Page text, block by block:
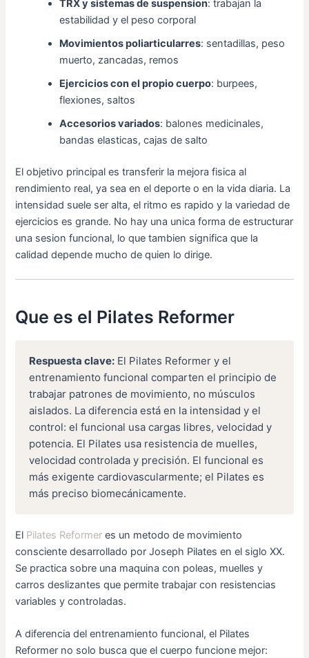
TRX y sistemas de suspension: trabajan la
estabilidad y el peso corporal
Movimientos poliarticularres: sentadillas, peso
muerto, zancadas, remos
Ejercicios con el propio cuerpo: burpees,
flexiones, saltos
Accesorios variados: balones medicinales,
bandas elasticas, cajas de salto
El objetivo principal es transferir la mejora fisica al
rendimiento real, ya sea en el deporte o en la vida diaria. La
intensidad suele ser alta, el ritmo es rapido y la variedad de
ejercicios es grande. No hay una unica forma de estructurar
una sesion funcional, lo que tambien significa que la
calidad depende mucho de quien lo dirige.
Que es el Pilates Reformer
Respuesta clave: El Pilates Reformer y el
entrenamiento funcional comparten el principio de
trabajar patrones de movimiento, no músculos
aislados. La diferencia está en la intensidad y el
control: el funcional usa cargas libres, velocidad y
potencia. El Pilates usa resistencia de muelles,
velocidad controlada y precisión. El funcional es
más exigente cardiovascularmente; el Pilates es
más preciso biomecánicamente.
El Pilates Reformer es un metodo de movimiento
consciente desarrollado por Joseph Pilates en el siglo XX.
Se practica sobre una maquina con poleas, muelles y
carros deslizantes que permite trabajar con resistencias
variables y controladas.
A diferencia del entrenamiento funcional, el Pilates
Reformer no solo busca que el cuerpo funcione mejor: